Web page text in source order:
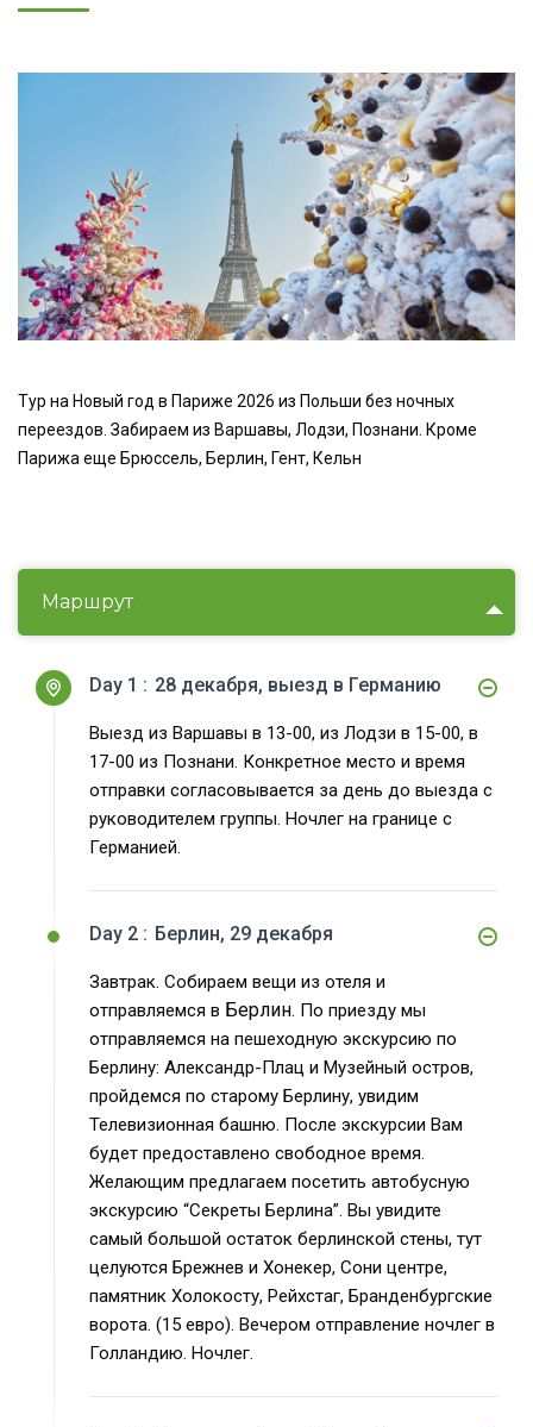
Тур на Новый год в Париже 2026 из Польши без ночных
переездов. Забираем из Варшавы, Лодзи, Познани. Кроме
Парижа еще Брюссель, Берлин, Гент, Кельн
Маршрут
Day 1 : 28 декабря, выезд в Германию
Выезд из Варшавы в 13-00, из Лодзи в 15-00, в
17-00 из Познани. Конкретное место и время
отправки согласовывается за день до выезда с
руководителем группы. Ночлег на границе с
Германией.
Day 2 : Берлин, 29 декабря
Завтрак. Собираем вещи из отеля и
отправляемся в Берлин. По приезду мы
отправляемся на пешеходную экскурсию по
Берлину: Александр-Плац и Музейный остров,
пройдемся по старому Берлину, увидим
Телевизионная башню. После экскурсии Вам
будет предоставлено свободное время.
Желающим предлагаем посетить автобусную
экскурсию “Секреты Берлина”. Вы увидите
самый большой остаток берлинской стены, тут
целуются Брежнев и Хонекер, Сони центре,
памятник Холокосту, Рейхстаг, Бранденбургские
ворота. (15 евро). Вечером отправление ночлег в
Голландию. Ночлег.